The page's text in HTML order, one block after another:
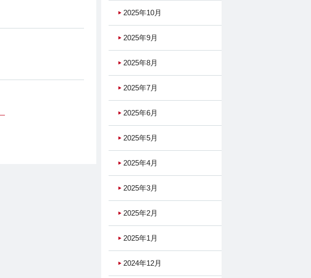
2025年10月
2025年9月
2025年8月
2025年7月
2025年6月
2025年5月
2025年4月
2025年3月
2025年2月
2025年1月
2024年12月